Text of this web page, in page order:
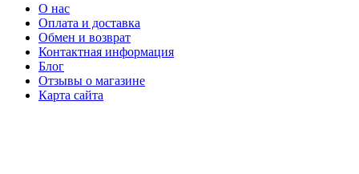
О нас
Оплата и доставка
Обмен и возврат
Контактная информация
Блог
Отзывы о магазине
Карта сайта